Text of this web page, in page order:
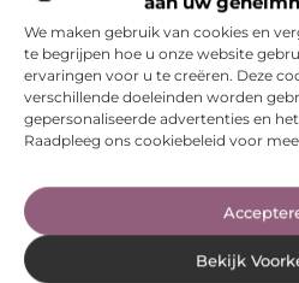
We maken gebruik van cookies en
te begrijpen hoe u onze website
ervaringen voor u te creëren. Deze
verschillende doeleinden worden
gepersonaliseerde advertenties en
Raadpleeg ons cookiebeleid voor
Bekijk
Een interieur kiezen dat past bij je
Lees verder »
Waarom oververzorging je tattoo
Lees verder »
Dames nachtmode: ga voor
Payroll Emmen voor moderne